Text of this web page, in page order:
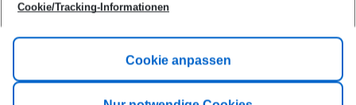
Link A
Cookie/Tracking-Informationen
Cookie anpassen